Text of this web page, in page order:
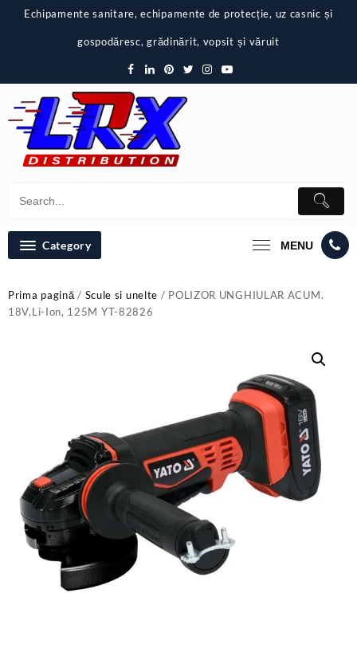
Echipamente sanitare, echipamente de protecție, uz casnic și
gospodăresc, grădinărit, vopsit și văruit
Category MENU
Prima pagină/ Scule si unelte / POLIZOR UNGHIULAR ACUM.
18V,Li-Ion, 125M YT-82826